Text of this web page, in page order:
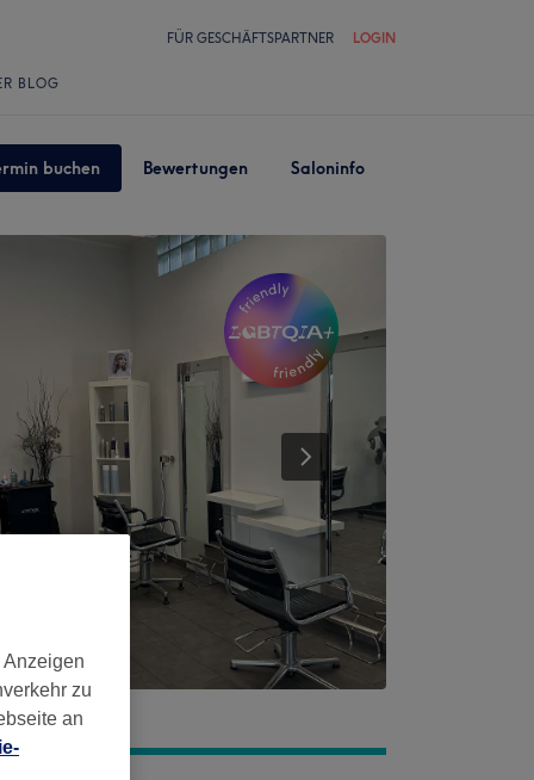
FÜR GESCHÄFTSPARTNER LOGIN
BLOG
buchen Bewertungen Saloninfo
zu
an